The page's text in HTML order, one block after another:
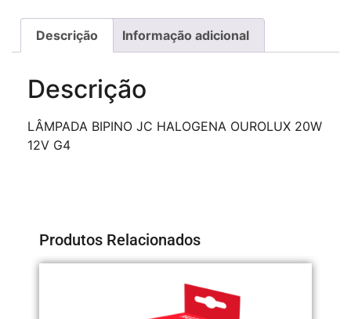
Descrição Informação adicional
Descrição
LÂMPADA BIPINO JC HALOGENA OUROLUX 20W
12V G4
Produtos Relacionados